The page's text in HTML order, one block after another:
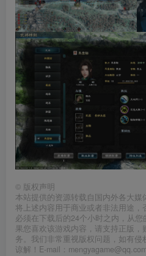
© 版权声明
本站提供的资源转载自国内外各大
将上述内容用于商业或者非法用途
必须在下载后的24个小时之内，从
果您喜欢该游戏内容，请支持正版
务。我们非常重视版权问题，如有
谅解！E-mail：mengyagame@qq.com